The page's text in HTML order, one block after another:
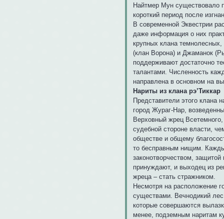
Найтмер Мун существовало
короткий период после
В современной Эквестрии
даже информация о них
крупных клана темнолесных,
(клан Ворона) и Джаманок
поддерживают достаточно
талантами. Численность
направлена в основном на
Нариты из клана рэ’Тиккар
Представители этого клана
город Жураг-Нар,
Верховный жрец
судебной стороне власти,
обществе и общему
то бесправным нищим.
законотворчеством,
принуждают, и выходец из
жреца – стать стражником.
Несмотря на расположение
существами. Вечнодикий
которые совершаются
менее, подземным наритам